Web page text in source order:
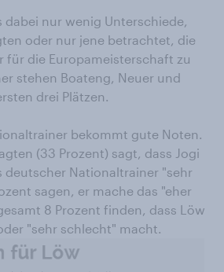
dabei nur wenig Unterschiede,
oder nur jene betrachtet, die
für die Europameisterschaft zu
stehen Boateng, Neuer und
drei Plätzen.
bekommt gute Noten.
(33 Prozent) sagt, dass Jogi
deutscher Nationaltrainer "sehr
sagen, er mache das "eher
8 Prozent finden, dass Löw
"sehr schlecht" macht.